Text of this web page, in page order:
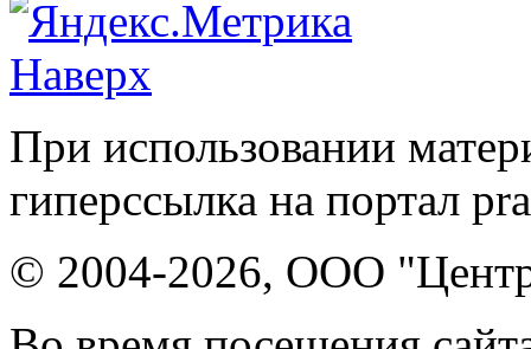
Наверх
При использовании
гиперссылка на портал
© 2004-2026, ООО "Центр